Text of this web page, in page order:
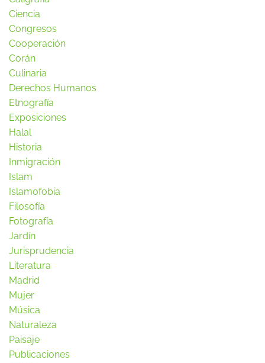
Ciencia
Congresos
Cooperación
Corán
Culinaria
Derechos Humanos
Etnografía
Exposiciones
Halal
Historia
Inmigración
Islam
Islamofobia
Filosofía
Fotografía
Jardín
Jurisprudencia
Literatura
Madrid
Mujer
Música
Naturaleza
Paisaje
Publicaciones